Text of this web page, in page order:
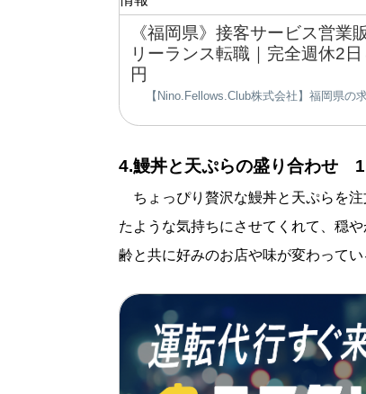
《福岡県》接客サービス営業
リーランス転職｜完全週休2
円
【Nino.Fellows.Club株式会社】福岡県の
4.鰻丼と天ぷらの盛り合わせ
ちょっぴり贅沢な鰻丼と天ぷらを
たような気持ちにさせてくれて、穏
齢と共に好みのお店や味が変わって